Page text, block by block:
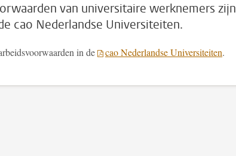
van universitaire werknemers zijn
cao Nederlandse Universiteiten.
in de cao Nederlandse Universiteiten.